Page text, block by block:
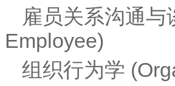
雇员关系沟通
Employee)
组织行为学